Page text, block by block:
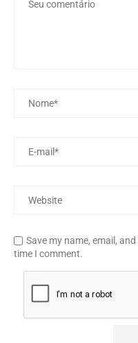
Save my name, email,
time I comment.